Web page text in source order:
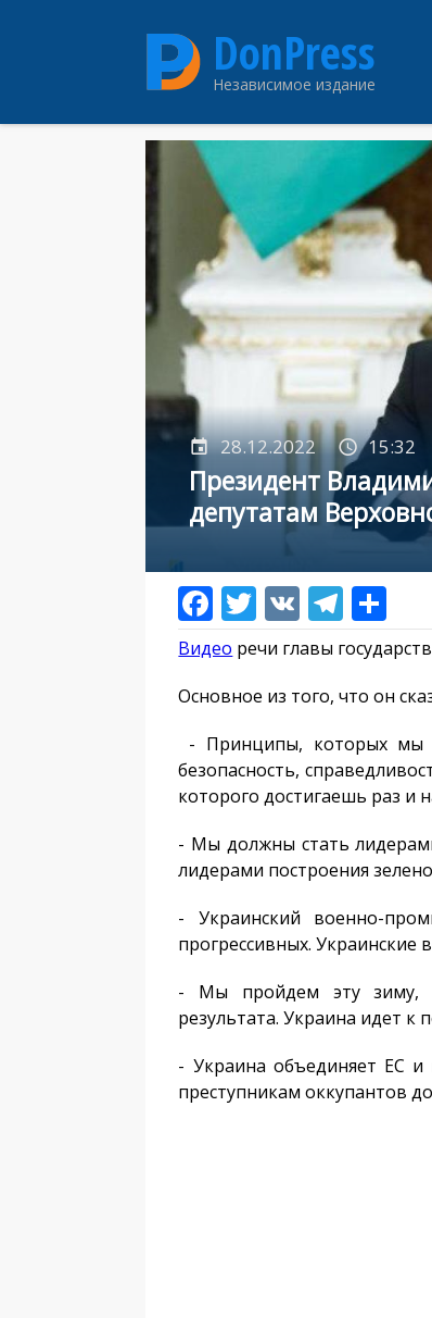
DonPress
Независимое издание
28.12.2022 15:32
Президент
депутатам
Видео речи главы
Основное из того, что он
- Принципы, которых мы
безопасность,
которого достигаешь раз и
- Мы должны стать
лидерами построения
- Украинский военно-
прогрессивных. Украинские
- Мы пройдем эту зиму,
результата. Украина идет к
- Украина объединяет ЕС
преступникам оккупантов